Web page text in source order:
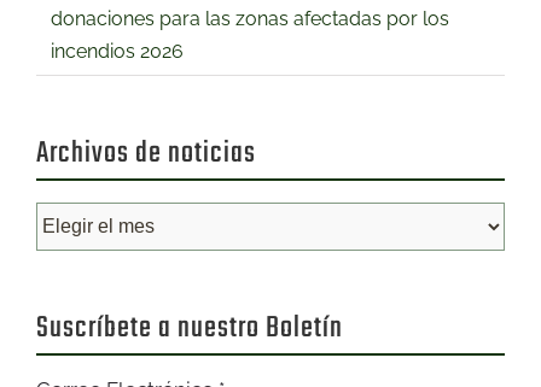
donaciones para las zonas afectadas por los
incendios 2026
Archivos de noticias
Archivos
de
Suscríbete a nuestro Boletín